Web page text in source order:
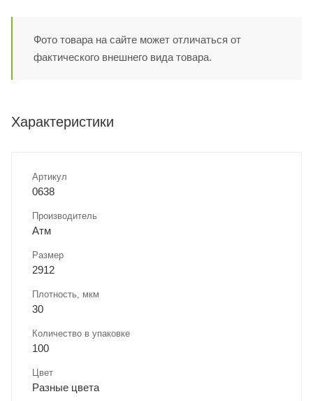
Фото товара на сайте может отличаться от
фактического внешнего вида товара.
Характеристики
Артикул
0638
Производитель
Атм
Размер
2912
Плотность, мкм
30
Количество в упаковке
100
Цвет
Разные цвета